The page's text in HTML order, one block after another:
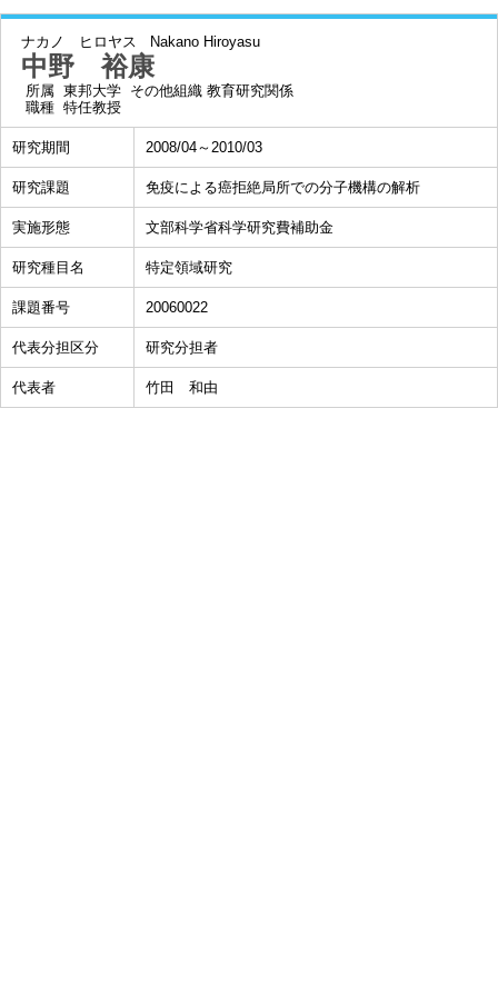
ナカノ ヒロヤス Nakano Hiroyasu
中野 裕康
所属 東邦大学 その他組織 教育研究関係
職種 特任教授
研究期間 2008/04～2010/03
研究課題 免疫による癌拒絶局所での分子機構の解析
実施形態 文部科学省科学研究費補助金
研究種目名 特定領域研究
課題番号 20060022
代表分担区分 研究分担者
代表者 竹田 和由